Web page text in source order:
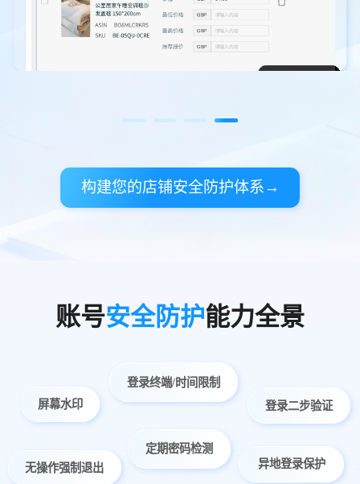
构建您的店铺安全防护体系→
账号安全防护能力全景
屏幕水印
登录终端/时间限制
登录二步验证
无操作强制退出
定期密码检测
异地登录保护